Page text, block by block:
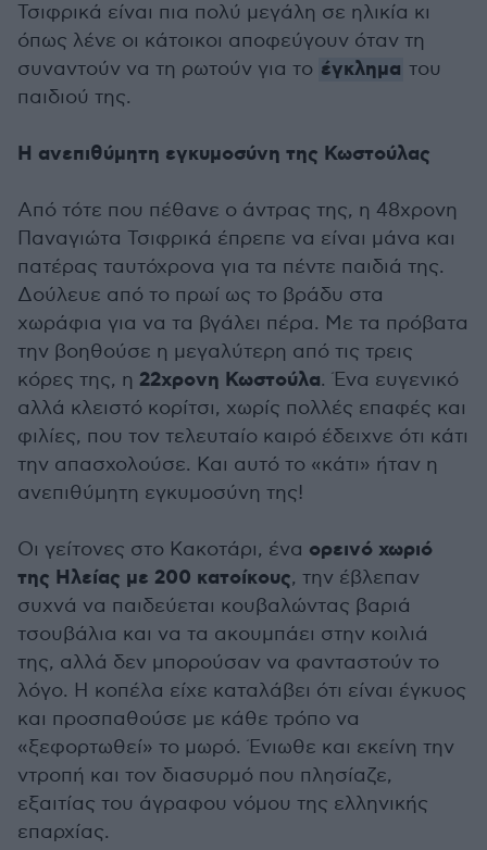
Τσιφρικά είναι πια πολύ μεγάλη σε ηλικία κι
όπως λένε οι κάτοικοι αποφεύγουν όταν τη
συναντούν να τη ρωτούν για το έγκλημα του
παιδιού της.
Η ανεπιθύμητη εγκυμοσύνη της Κωστούλας
Από τότε που πέθανε ο άντρας της, η 48χρονη
Παναγιώτα Τσιφρικά έπρεπε να είναι μάνα και
πατέρας ταυτόχρονα για τα πέντε παιδιά της.
Δούλευε από το πρωί ως το βράδυ στα
χωράφια για να τα βγάλει πέρα. Με τα πρόβατα
την βοηθούσε η μεγαλύτερη από τις τρεις
κόρες της, η 22χρονη Κωστούλα. Ένα ευγενικό
αλλά κλειστό κορίτσι, χωρίς πολλές επαφές και
φιλίες, που τον τελευταίο καιρό έδειχνε ότι κάτι
την απασχολούσε. Και αυτό το «κάτι» ήταν η
ανεπιθύμητη εγκυμοσύνη της!
Οι γείτονες στο Κακοτάρι, ένα ορεινό χωριό
της Ηλείας με 200 κατοίκους, την έβλεπαν
συχνά να παιδεύεται κουβαλώντας βαριά
τσουβάλια και να τα ακουμπάει στην κοιλιά
της, αλλά δεν μπορούσαν να φανταστούν το
λόγο. Η κοπέλα είχε καταλάβει ότι είναι έγκυος
και προσπαθούσε με κάθε τρόπο να
«ξεφορτωθεί» το μωρό. Ένιωθε και εκείνη την
ντροπή και τον διασυρμό που πλησίαζε,
εξαιτίας του άγραφου νόμου της ελληνικής
επαρχίας.